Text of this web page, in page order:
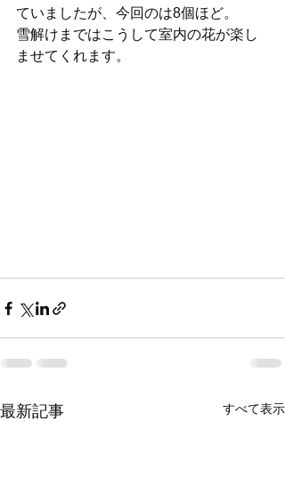
ていましたが、今回のは8個ほど。
雪解けまではこうして室内の花が楽し
ませてくれます。
最新記事 すべて表示